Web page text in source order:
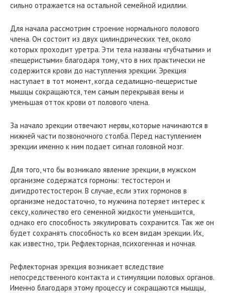
сильно отражается на остальной семейной идиллии.
Для начала рассмотрим строение нормального полового
члена. Он состоит из двух цилиндрических тел, около
которых проходит уретра. Эти тела названы «губчатыми» и
«пещеристыми» благодаря тому, что в них практически не
содержится крови до наступления эрекции. Эрекция
наступает в тот момент, когда седалищно-пещеристые
мышцы сокращаются, тем самым перекрывая вены и
уменьшая отток крови от полового члена.
За начало эрекции отвечают нервы, которые начинаются в
нижней части позвоночного столба. Перед наступлением
эрекции именно к ним подает сигнал головной мозг.
Для того, что бы возникало явление эрекции, в мужском
организме содержатся гормоны: тестостерон и
дигидротестостерон. В случае, если этих гормонов в
организме недостаточно, то мужчина потеряет интерес к
сексу, количество его семенной жидкости уменьшится,
однако его способность эякулировать сохранится. Так же он
будет сохранять способность ко всем видам эрекции. Их,
как известно, три. Рефлекторная, психогенная и ночная.
Рефлекторная эрекция возникает вследствие
непосредственного контакта и стимуляции половых органов.
Именно благодаря этому процессу и сокращаются мышцы,